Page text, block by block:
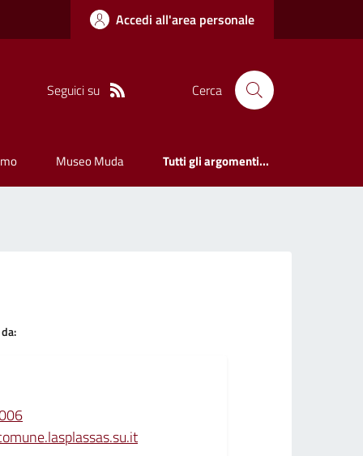
Accedi all'area personale
Seguici su Cerca
Museo Muda Tutti gli argomenti...